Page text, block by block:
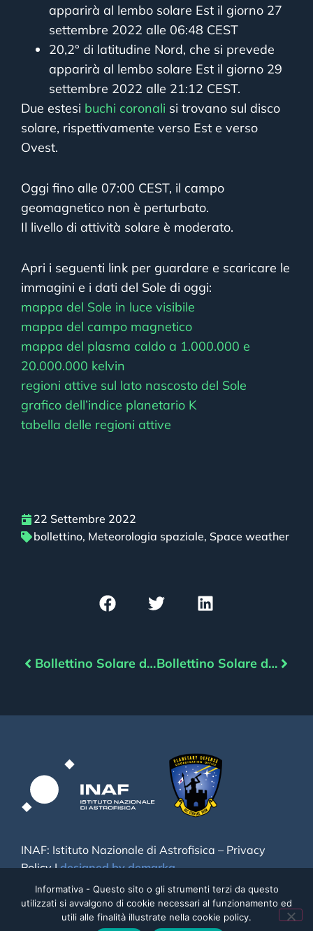
apparirà al lembo solare Est il giorno 27
settembre 2022 alle 06:48 CEST
20,2° di latitudine Nord, che si prevede
apparirà al lembo solare Est il giorno 29
settembre 2022 alle 21:12 CEST.
Due estesi buchi coronali si trovano sul disco
solare, rispettivamente verso Est e verso
Ovest.
Oggi fino alle 07:00 CEST, il campo
geomagnetico non è perturbato.
Il livello di attività solare è moderato.
Apri i seguenti link per guardare e scaricare le
immagini e i dati del Sole di oggi:
mappa del Sole in luce visibile
mappa del campo magnetico
mappa del plasma caldo a 1.000.000 e
20.000.000 kelvin
regioni attive sul lato nascosto del Sole
grafico dell’indice planetario K
tabella delle regioni attive
22 Settembre 2022
bollettino, Meteorologia spaziale, Space weather
Bollettino Solare del 21/09/2022 Bollettino Solare del 23/09/2022
INAF: Istituto Nazionale di Astrofisica – Privacy
Policy|designed by demarka
Informativa - Questo sito o gli strumenti terzi da questo
utilizzati si avvalgono di cookie necessari al funzionamento ed
utili alle finalità illustrate nella cookie policy.